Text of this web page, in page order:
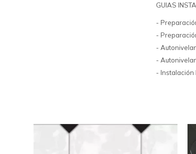
GUIAS
-
-
-
-
- Instalación